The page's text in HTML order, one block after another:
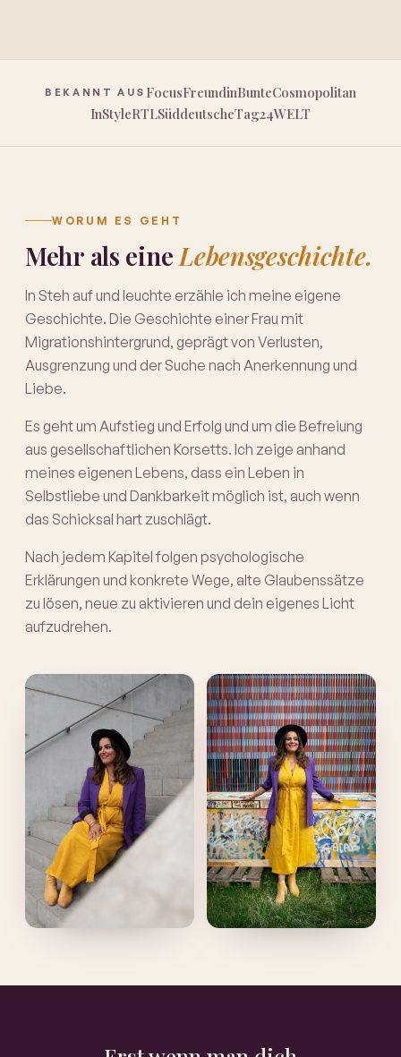
BEKANNT AUS FocusFreundinBunteCosmopolitan
InStyleRTLSüddeutscheTag24WELT
WORUM ES GEHT
Mehr als eine Lebensgeschichte.
In Steh auf und leuchte erzähle ich meine eigene
Geschichte. Die Geschichte einer Frau mit
Migrationshintergrund, geprägt von Verlusten,
Ausgrenzung und der Suche nach Anerkennung und
Liebe.
Es geht um Aufstieg und Erfolg und um die Befreiung
aus gesellschaftlichen Korsetts. Ich zeige anhand
meines eigenen Lebens, dass ein Leben in
Selbstliebe und Dankbarkeit möglich ist, auch wenn
das Schicksal hart zuschlägt.
Nach jedem Kapitel folgen psychologische
Erklärungen und konkrete Wege, alte Glaubenssätze
zu lösen, neue zu aktivieren und dein eigenes Licht
aufzudrehen.